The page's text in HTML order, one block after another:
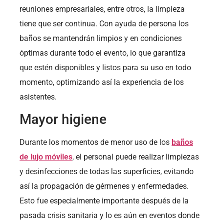
reuniones empresariales, entre otros, la limpieza
tiene que ser continua. Con ayuda de persona los
baños se mantendrán limpios y en condiciones
óptimas durante todo el evento, lo que garantiza
que estén disponibles y listos para su uso en todo
momento, optimizando así la experiencia de los
asistentes.
Mayor higiene
Durante los momentos de menor uso de los baños
de lujo móviles, el personal puede realizar limpiezas
y desinfecciones de todas las superficies, evitando
así la propagación de gérmenes y enfermedades.
Esto fue especialmente importante después de la
pasada crisis sanitaria y lo es aún en eventos donde